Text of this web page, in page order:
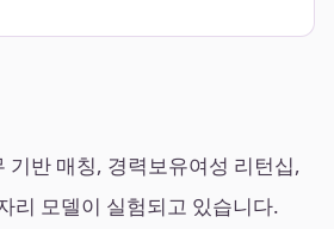
기반 매칭, 경력보유여성 리턴십,
리 모델이 실험되고 있습니다.